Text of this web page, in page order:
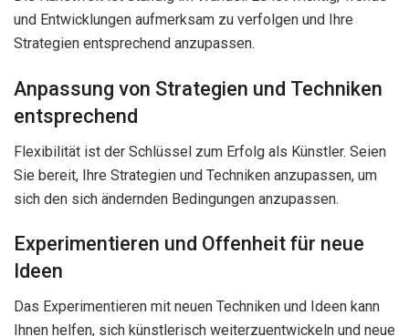
und Entwicklungen aufmerksam zu verfolgen und Ihre
Strategien entsprechend anzupassen.
Anpassung von Strategien und Techniken
entsprechend
Flexibilität ist der Schlüssel zum Erfolg als Künstler. Seien
Sie bereit, Ihre Strategien und Techniken anzupassen, um
sich den sich ändernden Bedingungen anzupassen.
Experimentieren und Offenheit für neue
Ideen
Das Experimentieren mit neuen Techniken und Ideen kann
Ihnen helfen, sich künstlerisch weiterzuentwickeln und neue